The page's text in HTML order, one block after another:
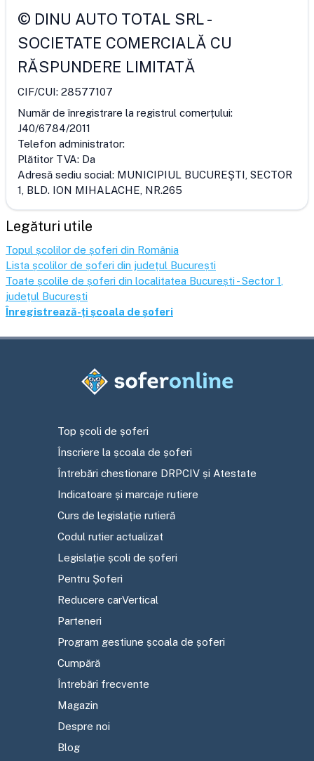
© DINU AUTO TOTAL SRL-
SOCIETATE COMERCIALĂ CU
RĂSPUNDERE LIMITATĂ
CIF/CUI: 28577107
Număr de înregistrare la registrul comerțului:
J40/6784/2011
Telefon administrator:
Plătitor TVA: Da
Adresă sediu social: MUNICIPIUL BUCUREŞTI, SECTOR
1, BLD. ION MIHALACHE, NR.265
Legături utile
Topul școlilor de șoferi din România
Lista școlilor de șoferi din județul București
Toate școlile de șoferi din localitatea București - Sector 1
județul București
Înregistrează-ți școala de șoferi
Top școli de șoferi
Înscriere la școala de șoferi
Întrebări chestionare DRPCIV și Atestate
Indicatoare și marcaje rutiere
Curs de legislație rutieră
Codul rutier actualizat
Legislație școli de șoferi
Pentru Șoferi
Reducere carVertical
Parteneri
Program gestiune școala de șoferi
Cumpără
Întrebări frecvente
Magazin
Despre noi
Blog